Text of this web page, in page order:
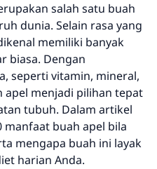
salah satu buah
dunia. Selain rasa yang
memiliki banyak
biasa. Dengan
seperti vitamin, mineral,
apel menjadi pilihan tepat
tubuh. Dalam artikel
manfaat buah apel bila
mengapa buah ini layak
harian Anda.